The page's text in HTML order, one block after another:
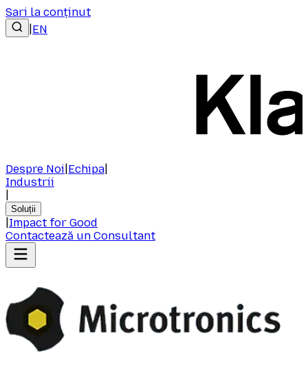
Sari la conținut
EN
Despre Noi Echipa
Industrii
Soluții
Impact for Good
Contactează un Consultant